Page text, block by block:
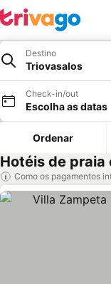
Destino
Triovasalos
Check-in/out
Escolha as datas
Ordenar
Hotéis de praia
Como os pagamentos